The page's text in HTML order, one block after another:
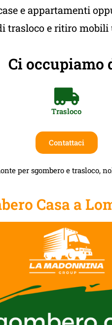
e appartamenti
trasloco e ritiro
Ci occupiamo
Trasloco
Contattaci
per sgombero e trasloco,
Casa a